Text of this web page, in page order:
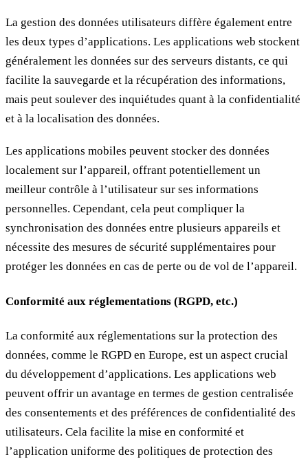
La gestion des données utilisateurs diffère également entre
les deux types d’applications. Les applications web stockent
généralement les données sur des serveurs distants, ce qui
facilite la sauvegarde et la récupération des informations,
mais peut soulever des inquiétudes quant à la confidentialité
et à la localisation des données.
Les applications mobiles peuvent stocker des données
localement sur l’appareil, offrant potentiellement un
meilleur contrôle à l’utilisateur sur ses informations
personnelles. Cependant, cela peut compliquer la
synchronisation des données entre plusieurs appareils et
nécessite des mesures de sécurité supplémentaires pour
protéger les données en cas de perte ou de vol de l’appareil.
Conformité aux réglementations (RGPD, etc.)
La conformité aux réglementations sur la protection des
données, comme le RGPD en Europe, est un aspect crucial
du développement d’applications. Les applications web
peuvent offrir un avantage en termes de gestion centralisée
des consentements et des préférences de confidentialité des
utilisateurs. Cela facilite la mise en conformité et
l’application uniforme des politiques de protection des